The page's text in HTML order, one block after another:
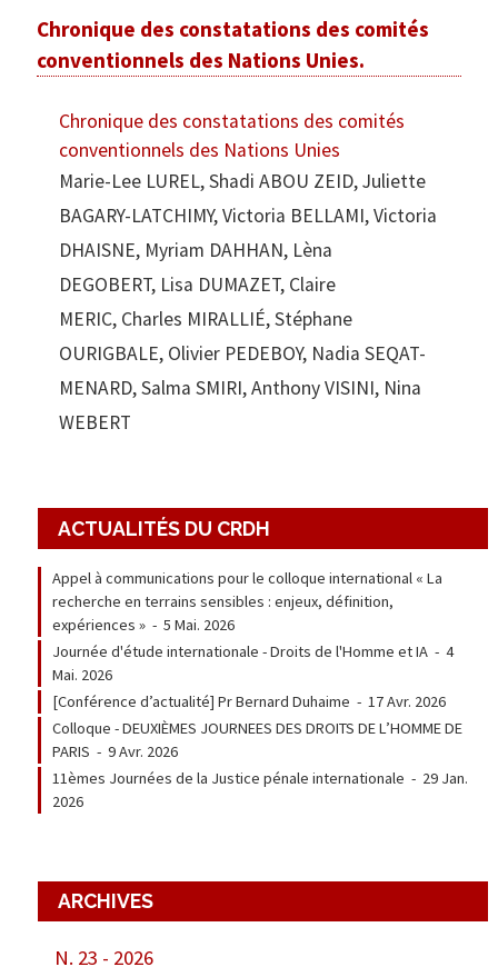
Chronique des constatations des comités
conventionnels des Nations Unies.
Chronique des constatations des comités
conventionnels des Nations Unies
Marie-Lee LUREL, Shadi ABOU ZEID, Juliette
BAGARY-LATCHIMY, Victoria BELLAMI, Victoria
DHAISNE, Myriam DAHHAN, Lèna
DEGOBERT, Lisa DUMAZET, Claire
MERIC, Charles MIRALLIÉ, Stéphane
OURIGBALE, Olivier PEDEBOY, Nadia SEQAT-
MENARD, Salma SMIRI, Anthony VISINI, Nina
WEBERT
ACTUALITÉS DU CRDH
Appel à communications pour le colloque international « La
recherche en terrains sensibles : enjeux, définition,
expériences »- 5 Mai. 2026
Journée d'étude internationale - Droits de l'Homme et IA- 4
Mai. 2026
[Conférence d’actualité] Pr Bernard Duhaime - 17 Avr. 2026
Colloque - DEUXIÈMES JOURNEES DES DROITS DE L’HOMME DE
PARIS - 9 Avr. 2026
11èmes Journées de la Justice pénale internationale - 29 Jan.
2026
ARCHIVES
N. 23 - 2026